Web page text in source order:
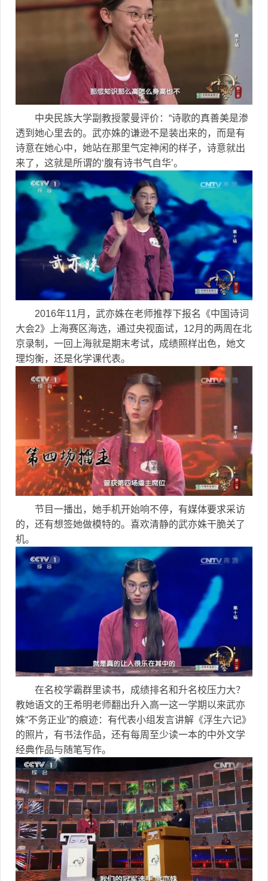
中央民族大学副教授蒙曼评价：“诗歌的真善美是渗
透到她心里去的。武亦姝的谦逊不是装出来的，而是有
诗意在她心中，她站在那里气定神闲的样子，诗意就出
来了，这就是所谓的‘腹有诗书气自华’。
2016年11月，武亦姝在老师推荐下报名《中国诗词
大会2》上海赛区海选，通过央视面试，12月的两周在北
京录制，一回上海就是期末考试，成绩照样出色，她文
理均衡，还是化学课代表。
节目一播出，她手机开始响不停，有媒体要求采访
的，还有想签她做模特的。喜欢清静的武亦姝干脆关了
机。
在名校学霸群里读书，成绩排名和升名校压力大？
教她语文的王希明老师翻出升入高一这一学期以来武亦
姝“不务正业”的痕迹：有代表小组发言讲解《浮生六记》
的照片，有书法作品，还有每周至少读一本的中外文学
经典作品与随笔写作。